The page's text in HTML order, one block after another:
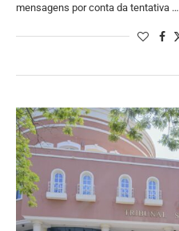
mensagens por conta da tentativa …